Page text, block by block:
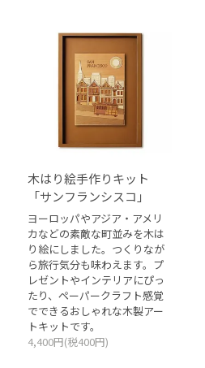
木はり絵手作りキット
「サンフランシスコ」
ヨーロッパやアジア・アメリ
カなどの素敵な町並みを木は
り絵にしました。つくりなが
ら旅行気分も味わえます。プ
レゼントやインテリアにぴっ
たり、ペーパークラフト感覚
でできるおしゃれな木製アー
トキットです。
4,400円(税400円)